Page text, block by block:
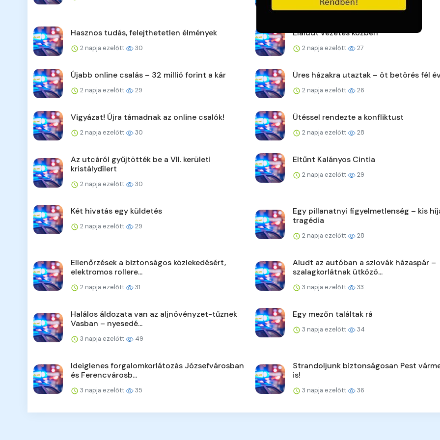
2 napja ezelőtt 33
Hasznos tudás, felejthetetlen élmények
2 napja ezelőtt 30
Elaludt vezetés közben
2 napja ezelőtt 27
Újabb online csalás – 32 millió forint a kár
2 napja ezelőtt 29
Üres házakra utaztak – öt betörés fél
2 napja ezelőtt 26
Vigyázat! Újra támadnak az online csalók!
2 napja ezelőtt 30
Ütéssel rendezte a konfliktust
2 napja ezelőtt 28
Az utcáról gyűjtötték be a VII. kerületi
kristálydílert
2 napja ezelőtt 30
Eltűnt Kalányos Cintia
2 napja ezelőtt 29
Két hivatás egy küldetés
2 napja ezelőtt 29
Egy pillanatnyi figyelmetlenség – kis
tragédia
2 napja ezelőtt 28
Ellenőrzések a biztonságos közlekedésért,
elektromos rollere...
2 napja ezelőtt 31
Aludt az autóban a szlovák házaspár –
szalagkorlátnak ütközö...
3 napja ezelőtt 33
Halálos áldozata van az aljnövényzet-tűznek
Vasban – nyesedé...
3 napja ezelőtt 49
Egy mezőn találtak rá
3 napja ezelőtt 34
Ideiglenes forgalomkorlátozás Józsefvárosban
és Ferencvárosb...
3 napja ezelőtt 35
Strandoljunk biztonságosan Pest
is!
3 napja ezelőtt 36